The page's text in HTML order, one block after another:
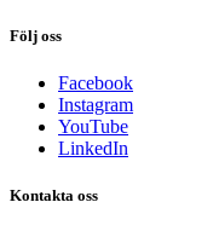
Följ oss
Facebook
Instagram
YouTube
LinkedIn
Kontakta oss